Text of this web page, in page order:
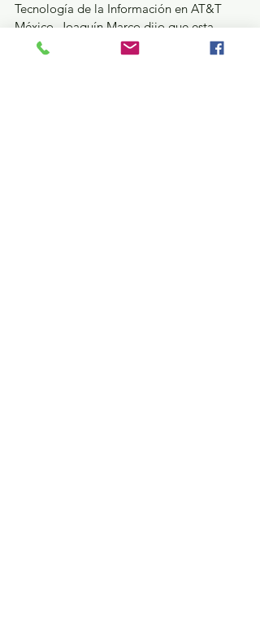
Tecnología de la Información en AT&T
México, Joaquín Marco dijo que esta
compañía “tiene como propósito